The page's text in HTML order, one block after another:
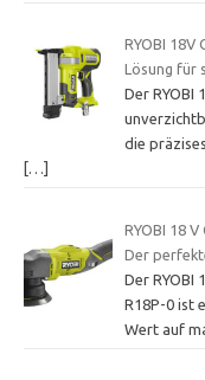
RYOBI 18V
Lösung für
Der RYOBI
die
[…]
RYOBI 18
Der
Der RYOBI
R18P-0 ist
Wert auf